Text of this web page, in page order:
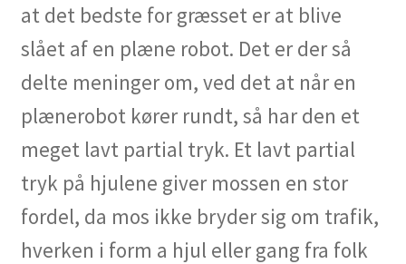
at det bedste for græsset er at blive
slået af en plæne robot. Det er der så
delte meninger om, ved det at når en
plænerobot kører rundt, så har den et
meget lavt partial tryk. Et lavt partial
tryk på hjulene giver mossen en stor
fordel, da mos ikke bryder sig om trafik,
hverken i form a hjul eller gang fra folk